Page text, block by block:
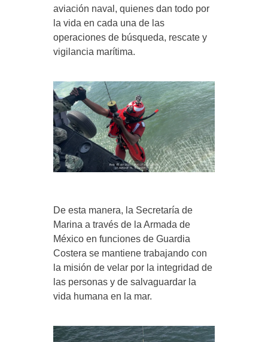
aviación naval, quienes dan todo por
la vida en cada una de las
operaciones de búsqueda, rescate y
vigilancia marítima.
De esta manera, la Secretaría de
Marina a través de la Armada de
México en funciones de Guardia
Costera se mantiene trabajando con
la misión de velar por la integridad de
las personas y de salvaguardar la
vida humana en la mar.